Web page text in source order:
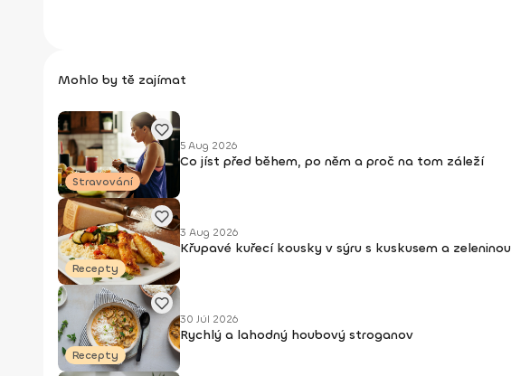
Mohlo by tě zajímat
Stravování
5 Aug 2026
Co jíst před během, po něm a proč na tom záleží
Recepty
3 Aug 2026
Křupavé kuřecí kousky v sýru s kuskusem a zeleninou
Recepty
30 Júl 2026
Rychlý a lahodný houbový stroganov